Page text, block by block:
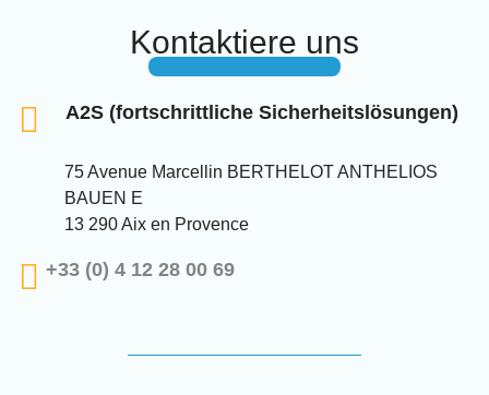
Kontaktiere uns
A2S (fortschrittliche Sicherheitslösungen)
75 Avenue Marcellin BERTHELOT ANTHELIOS
BAUEN E
13 290 Aix en Provence
+33 (0) 4 12 28 00 69